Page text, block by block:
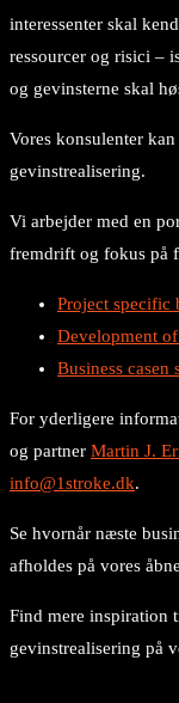
interessenter skal
ressourcer og risici –
og gevinsterne skal
Vores konsulenter
gevinstrealisering.
Vi arbejder med en
fremdrift og fokus på
Project specific
Development
Business
For yderligere
og partner Martin J.
info@1stroke.dk.
Se hvornår næste
afholdes på vores
Find mere inspiration
gevinstrealisering på